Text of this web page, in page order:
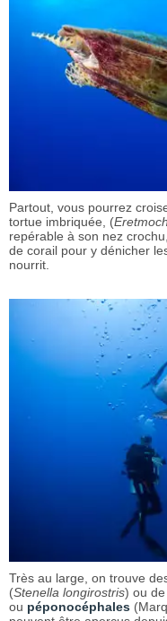
Partout, vous pourrez
tortue imbriquée, (
repérable à son nez
de corail pour y dénicher
nourrit.
Très au large, on trouve
(Stenella longirostris) ou de
ou péponocéphales